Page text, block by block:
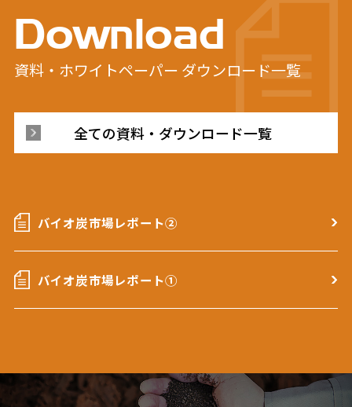
Download
資料・ホワイトペーパー ダウンロード一覧
全ての資料・ダウンロード一覧
バイオ炭市場レポート②
バイオ炭市場レポート①